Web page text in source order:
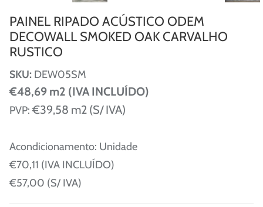
PAINEL RIPADO ACÚSTICO ODEM
DECOWALL SMOKED OAK CARVALHO
RUSTICO
SKU: DEW05SM
€48,69 m2 (IVA INCLUÍDO)
PVP: €39,58 m2 (S/ IVA)
Acondicionamento: Unidade
€70,11 (IVA INCLUÍDO)
€57,00 (S/ IVA)